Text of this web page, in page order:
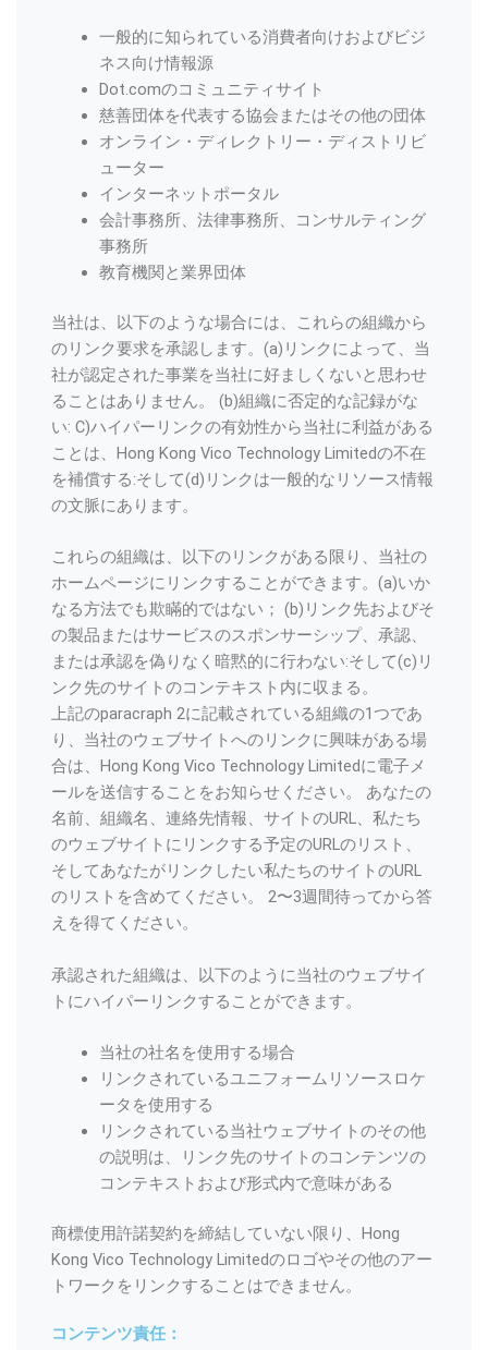
一般的に知られている消費者向けおよびビジ
ネス向け情報源
Dot.comのコミュニティサイト
慈善団体を代表する協会またはその他の団体
オンライン・ディレクトリー・ディストリビ
ューター
インターネットポータル
会計事務所、法律事務所、コンサルティング
事務所
教育機関と業界団体
当社は、以下のような場合には、これらの組織から
のリンク要求を承認します。(a)リンクによって、当
社が認定された事業を当社に好ましくないと思わせ
ることはありません。 (b)組織に否定的な記録がな
い: C)ハイパーリンクの有効性から当社に利益がある
ことは、Hong Kong Vico Technology Limitedの不在
を補償する:そして(d)リンクは一般的なリソース情報
の文脈にあります。
これらの組織は、以下のリンクがある限り、当社の
ホームページにリンクすることができます。(a)いか
なる方法でも欺瞞的ではない； (b)リンク先およびそ
の製品またはサービスのスポンサーシップ、承認、
または承認を偽りなく暗黙的に行わない:そして(c)リ
ンク先のサイトのコンテキスト内に収まる。
上記のparacraph 2に記載されている組織の1つであ
り、当社のウェブサイトへのリンクに興味がある場
合は、Hong Kong Vico Technology Limitedに電子メ
ールを送信することをお知らせください。 あなたの
名前、組織名、連絡先情報、サイトのURL、私たち
のウェブサイトにリンクする予定のURLのリスト、
そしてあなたがリンクしたい私たちのサイトのURL
のリストを含めてください。 2〜3週間待ってから答
えを得てください。
承認された組織は、以下のように当社のウェブサイ
トにハイパーリンクすることができます。
当社の社名を使用する場合
リンクされているユニフォームリソースロケ
ータを使用する
リンクされている当社ウェブサイトのその他
の説明は、リンク先のサイトのコンテンツの
コンテキストおよび形式内で意味がある
商標使用許諾契約を締結していない限り、Hong
Kong Vico Technology Limitedのロゴやその他のアー
トワークをリンクすることはできません。
コンテンツ責任：